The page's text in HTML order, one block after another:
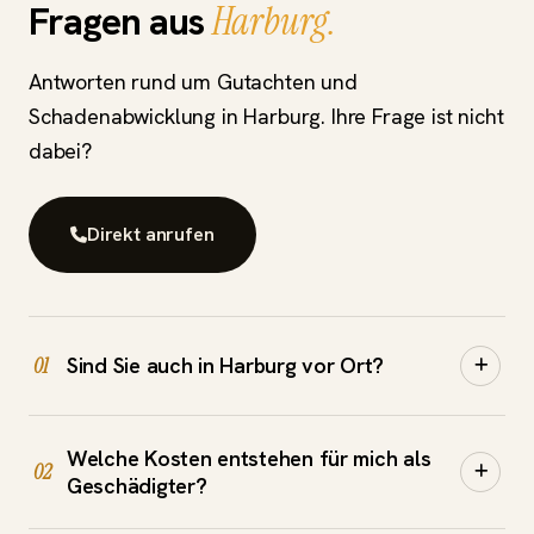
Fragen ausHarburg.
Antworten rund um Gutachten und
Schadenabwicklung in Harburg. Ihre Frage ist nicht
dabei?
Direkt anrufen
01 Sind Sie auch in Harburg vor Ort?
zu Ihnen nach Harburg und ins gesamte Umland.
Vereinbaren Sie einfach telefonisch oder per
WhatsApp einen Termin.
02
Welche Kosten entstehen für mich als
Geschädigter?